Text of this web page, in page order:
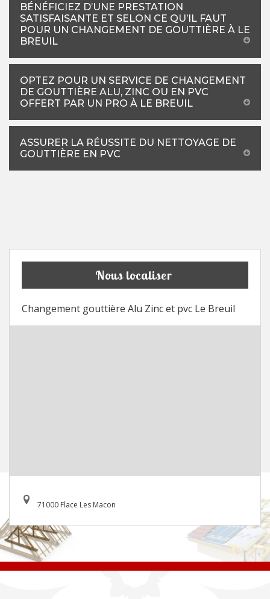
BÉNÉFICIEZ D’UNE PRESTATION
SATISFAISANTE ET SELON CE QU’IL FAUT
POUR UN CHANGEMENT DE GOUTTIÈRE À LE
BREUIL
OPTEZ POUR UN SERVICE DE CHANGEMENT
DE GOUTTIÈRE ALU, ZINC OU EN PVC
OFFERT PAR UN PRO À LE BREUIL
ASSURER LA RÉUSSITE DU NETTOYAGE DE
GOUTTIÈRE EN PVC
Nous localiser
Changement gouttière Alu Zinc et pvc Le Breuil
71000 Flace Les Macon